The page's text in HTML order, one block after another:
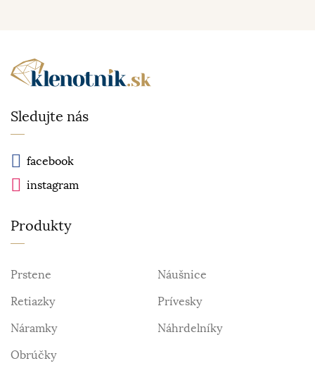
Sledujte nás
facebook
instagram
Produkty
Prstene
Náušnice
Retiazky
Prívesky
Náramky
Náhrdelníky
Obrúčky